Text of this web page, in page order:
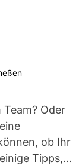
Team? Oder
ob Ihr
Tipps,…